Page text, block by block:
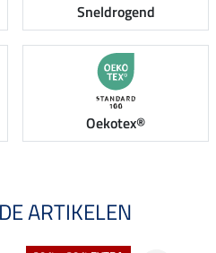
Sneldrogend
Oekotex®
ARTIKELEN